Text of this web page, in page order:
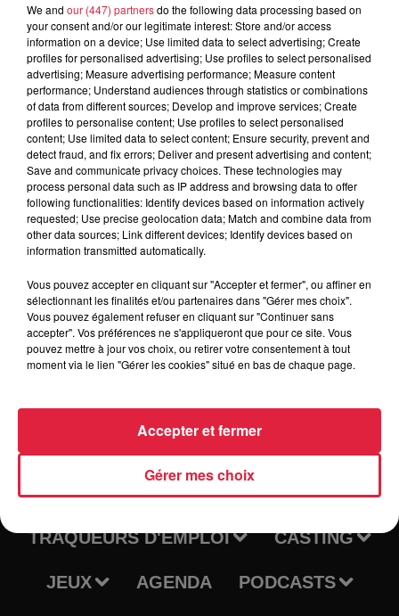
Organisateur https://rugby-haguenau.fr/
Tarif Gratuit
Match de l'équipe réserve en ouverture
dès 13h30, suivi du match de Fédérale 3 à
15h15
RADIO INFOS
TRAQUEURS D'EMPLOI CASTING
JEUX AGENDA PODCASTS
We and our (447) partnersdo the following data processing based on
your consent and/or our legitimate interest: Store and/or access
information on a device; Use limited data to select advertising; Create
profiles for personalised advertising; Use profiles to select personalised
advertising; Measure advertising performance; Measure content
performance; Understand audiences through statistics or combinations
of data from different sources; Develop and improve services; Create
profiles to personalise content; Use profiles to select personalised
content; Use limited data to select content; Ensure security, prevent and
detect fraud, and fix errors; Deliver and present advertising and content;
Save and communicate privacy choices. These technologies may
process personal data such as IP address and browsing data to offer
following functionalities: Identify devices based on information actively
requested; Use precise geolocation data; Match and combine data from
other data sources; Link different devices; Identify devices based on
information transmitted automatically.
Vous pouvez accepter en cliquant sur "Accepter et fermer", ou affiner en
sélectionnant les finalités et/ou partenaires dans "Gérer mes choix".
Vous pouvez également refuser en cliquant sur "Continuer sans
accepter". Vos préférences ne s'appliqueront que pour ce site. Vous
pouvez mettre à jour vos choix, ou retirer votre consentement à tout
moment via le lien "Gérer les cookies" situé en bas de chaque page.
Gérer mes choix
Accepter et fermer